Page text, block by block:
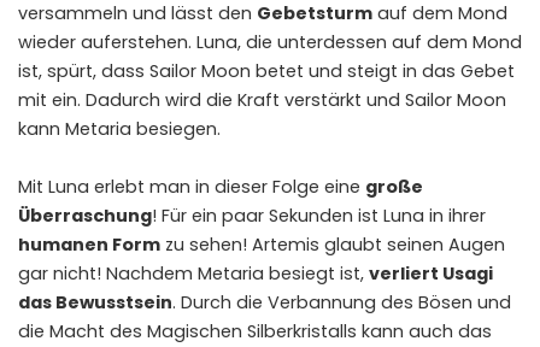
versammeln und lässt den Gebetsturm auf dem Mond
wieder auferstehen. Luna, die unterdessen auf dem Mond
ist, spürt, dass Sailor Moon betet und steigt in das Gebet
mit ein. Dadurch wird die Kraft verstärkt und Sailor Moon
kann Metaria besiegen.
Mit Luna erlebt man in dieser Folge eine große
Überraschung! Für ein paar Sekunden ist Luna in ihrer
humanen Form zu sehen! Artemis glaubt seinen Augen
gar nicht! Nachdem Metaria besiegt ist, verliert Usagi
das Bewusstsein. Durch die Verbannung des Bösen und
die Macht des Magischen Silberkristalls kann auch das